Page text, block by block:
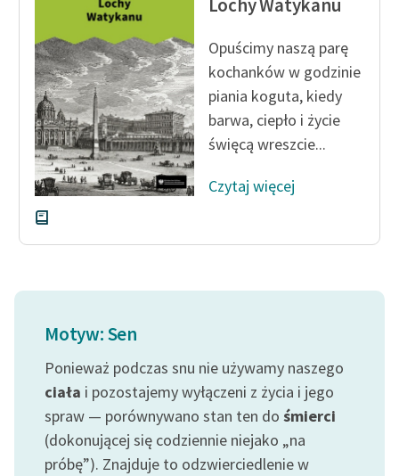
Ręce pełne poezji
Kolekcje edukacyjne
twórców przechodzących
do domeny publicznej,
lektur szkolnych oraz
Starego Testamentu
Odkurzamy bohaterów
Lektur
Kontakt
O projekcie
Zespół
Zasady wykorzystania
Wolnych Lektur
Lochy Watykanu
Opuścimy naszą parę
kochanków w godzinie
piania koguta, kiedy
barwa, ciepło i życie
święcą wreszcie...
Czytaj więcej
Motyw: Sen
Ponieważ podczas snu nie używamy naszego
ciała i pozostajemy wyłączeni z życia i jego
spraw — porównywano stan ten do śmierci
(dokonującej się codziennie niejako „na
próbę”). Znajduje to odzwierciedlenie w